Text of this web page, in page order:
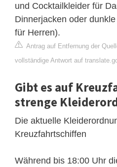
und Cocktailkleider für
Dinnerjacken oder
für Herren).
Antrag auf Entfernung der
vollständige Antwort auf
Gibt es auf
strenge
Die aktuelle
Kreuzfahrtschiffen
Während bis 18:00 Uhr